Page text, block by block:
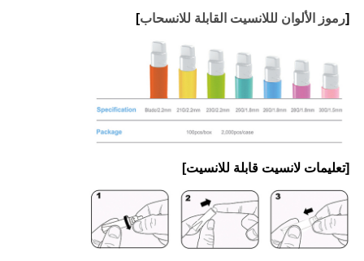
[رموز الألوان لللانسيت القابلة للانسحاب]
[تعليمات لانسيت قابلة للانسيت]